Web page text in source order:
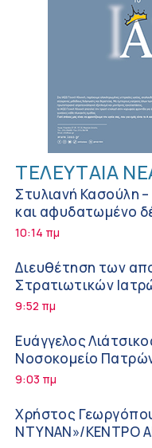
ΤΕΛΕΥΤΑΙΑ
Στυλιανή Κασούλη
και αφυδατωμένο
αντιμετώπιση
10:14 πμ
Διευθέτηση των
Στρατιωτικών
ΙΣΑ
9:52 πμ
Ευάγγελος
Νοσοκομείο
9:03 πμ
Χρήστος
ΝΤΥΝΑΝ»/ΚΕΝΤΡΟ